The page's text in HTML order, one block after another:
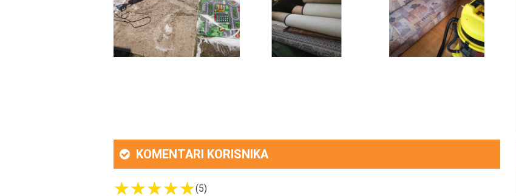
KOMENTARI KORISNIKA
(5)